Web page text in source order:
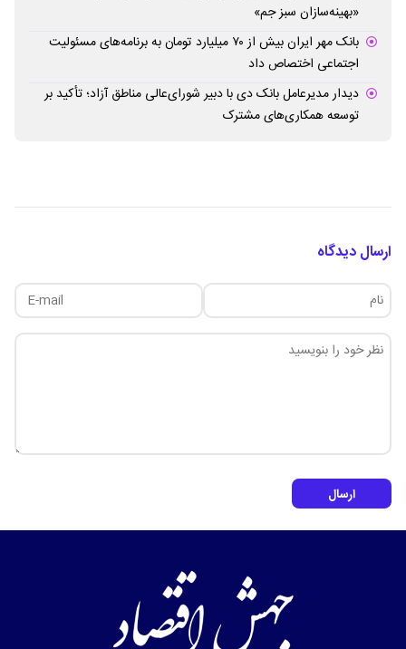
«بهینه‌سازان سبز جم»
بانک مهر ایران بیش از ۷۰ میلیارد تومان به برنامه‌های مسئولیت
اجتماعی اختصاص داد
دیدار مدیرعامل بانک دی با دبیر شورای‌عالی مناطق آزاد؛ تأکید بر
توسعه همکاری‌های مشترک
ارسال دیدگاه
ارسال